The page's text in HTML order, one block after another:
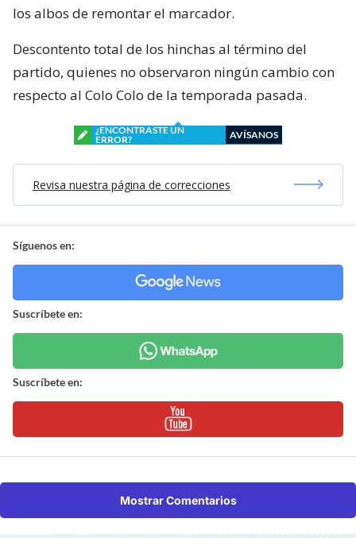
los albos de remontar el marcador.
Descontento total de los hinchas al término del
partido, quienes no observaron ningún cambio con
respecto al Colo Colo de la temporada pasada.
¿ENCONTRASTE UN
ERROR?
AVÍSANOS
Revisa nuestra página de correcciones
Síguenos en:
Suscríbete en:
Suscríbete en:
Mostrar Comentarios